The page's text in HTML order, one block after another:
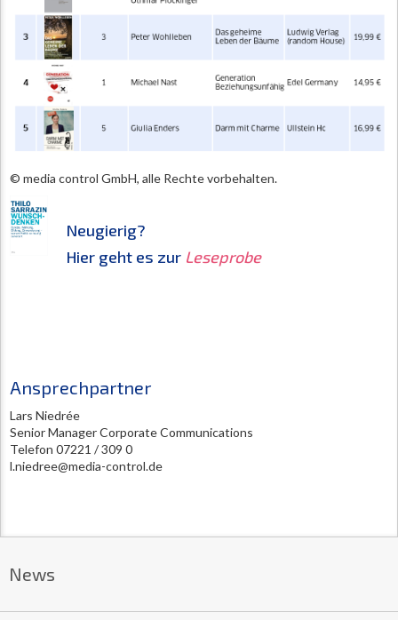
© media control GmbH, alle Rechte vorbehalten.
Neugierig?
Hier geht es zur Leseprobe
Ansprechpartner
Lars Niedrée
Senior Manager Corporate Communications
Telefon 07221 / 309 0
l.niedree@media-control.de
News